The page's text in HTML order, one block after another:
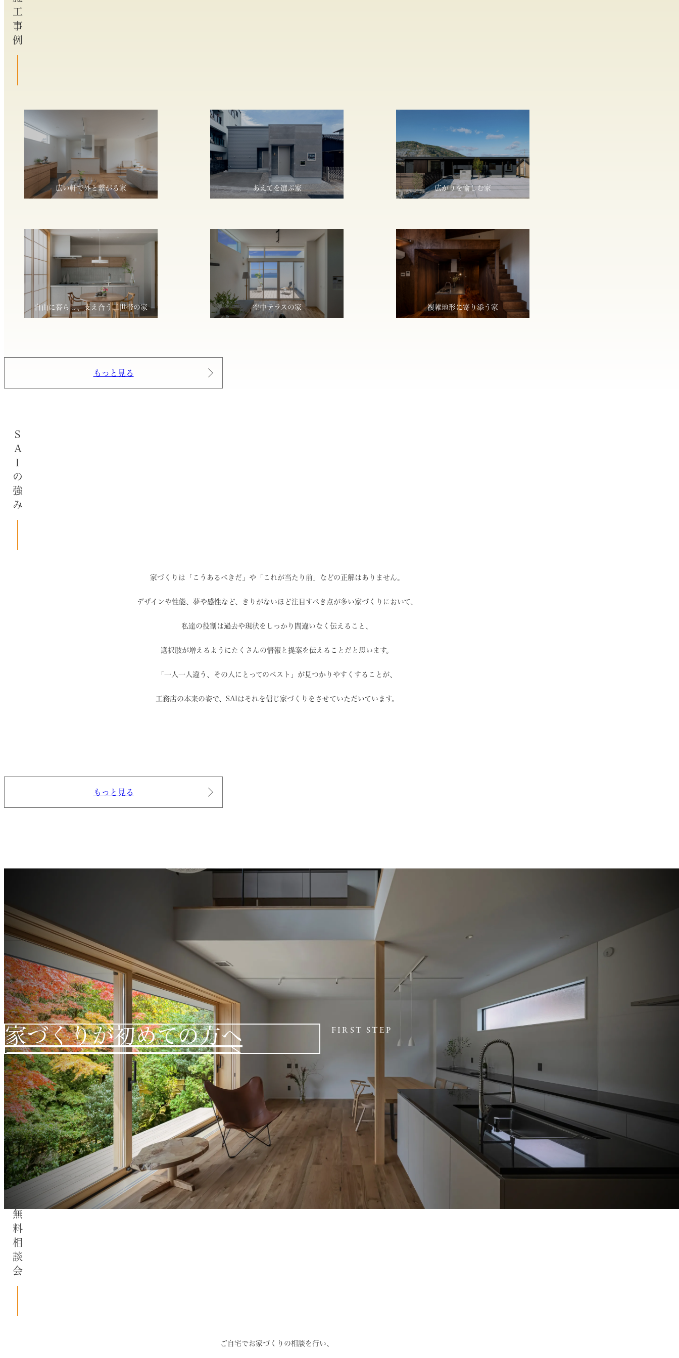
施工事例
広い軒で外と繋がる家 あえてを選ぶ家 広がりを愉しむ家
自由に暮らし、支え合う二世帯の家 空中テラスの家 複雑地形に寄り添う家
もっと見る
SAIの強み
家づくりは「こうあるべきだ」や 「これが当たり前」などの正解はありません。
デザインや性能、夢や感性など、 きりがないほど注目すべき点が多い家づくりにおいて、
私達の役割は過去や現状を しっかり間違いなく伝えること、
選択肢が増えるように たくさんの情報と提案を伝えることだと思います。
「一人一人違う、その人にとってのベスト」 が見つかりやすくすることが、
工務店の本来の姿で、 SAIはそれを信じ家づくりをさせていただいています。
もっと見る
家づくりが初めての方へ FIRST STEP
無料相談会
ご自宅でお家づくりの相談を行い、